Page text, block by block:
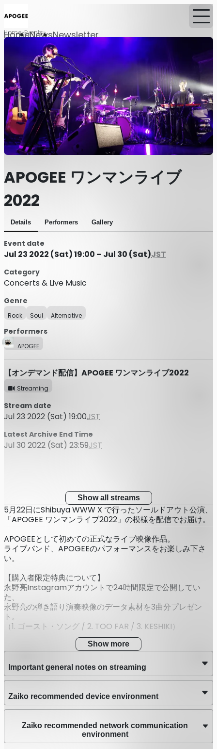
HomeNewsNewsletter
Home Events
APOGEE ワンマンライブ
2022
Details Performers Gallery
Event date
Jul 23 2022 (Sat) 19:00 – Jul 30 (Sat)JST
Category
Concerts & Live Music
Genre
Rock Soul Alternative
Performers
APOGEE
【オンデマンド配信】APOGEE ワンマンライブ2022
Streaming
Stream date
Jul 23 2022 (Sat) 19:00JST
Latest Archive End Time
Jul 30 2022 (Sat) 23:59JST
Show all streams
5月22日にShibuya WWW X で行ったソールドアウト公演、
「APOGEE ワンマンライブ2022」の模様を配信でお届け。
APOGEEとして初めての正式なライブ映像作品。
ライブバンド、APOGEEのパフォーマンスをお楽しみ下さ
い。
【購入者限定特典について】
永野亮Instagramアカウントで24時間限定で公開してい
た、
永野亮の弾き語り演奏映像のデータ素材を3曲分プレゼン
ト。
（1. ゴースト・ソング / 2. TOO FAR / 3. KESHIKI）
【本作の収録曲について】
今回の配信では全演奏曲23曲中、下記16曲の演奏を収録し
ております。
1 Sink/Rise
2 In Between
3 Route Another
4 Spacy Blues
6 TiDE
Show more
Important general notes on streaming
Zaiko recommended device environment
Zaiko recommended network communication
environment